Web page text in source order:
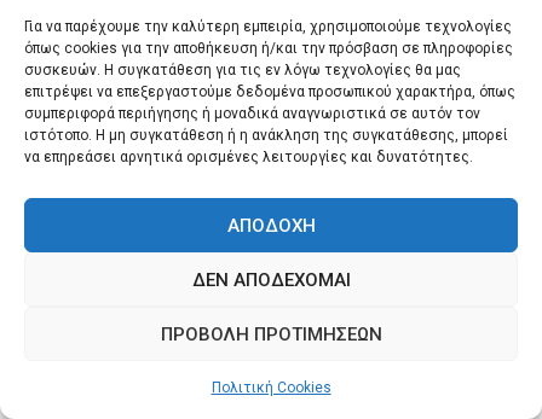
Για να παρέχουμε την καλύτερη εμπειρία, χρησιμοποιούμε τεχνολογίες
όπως cookies για την αποθήκευση ή/και την πρόσβαση σε πληροφορίες
συσκευών. Η συγκατάθεση για τις εν λόγω τεχνολογίες θα μας
επιτρέψει να επεξεργαστούμε δεδομένα προσωπικού χαρακτήρα, όπως
συμπεριφορά περιήγησης ή μοναδικά αναγνωριστικά σε αυτόν τον
ιστότοπο. Η μη συγκατάθεση ή η ανάκληση της συγκατάθεσης, μπορεί
να επηρεάσει αρνητικά ορισμένες λειτουργίες και δυνατότητες.
ΑΠΟΔΟΧΉ
ΔΕΝ ΑΠΟΔΈΧΟΜΑΙ
ΠΡΟΒΟΛΉ ΠΡΟΤΙΜΉΣΕΩΝ
Πολιτική Cookies
αυξήσει τις δαπάνες όχι μόνο για τον εξοπλισμό όλων
αυτών των υπηρεσιών εκτάκτου ανάγκης αλλά και
κατηγοριοποίησης και εκμετάλλευσης (με την καλή
έννοια) όλων των φορέων που δραστηριοποιούνται σε
έκτακτα περιστατικά.
Ελπίζω πραγματικά να χαρακτηριστώ ως
«υπερβολικός για τα γραφόμενα μου»
μέλλον για το καλό όλων μας.
Εύχομαι καλό κουράγιο και πολύ υπομονή στο
προσωπικό των εκτάκτων αναγκών σε όλη την
προσγειωμένες απόψεις για τους εθελοντές όπου